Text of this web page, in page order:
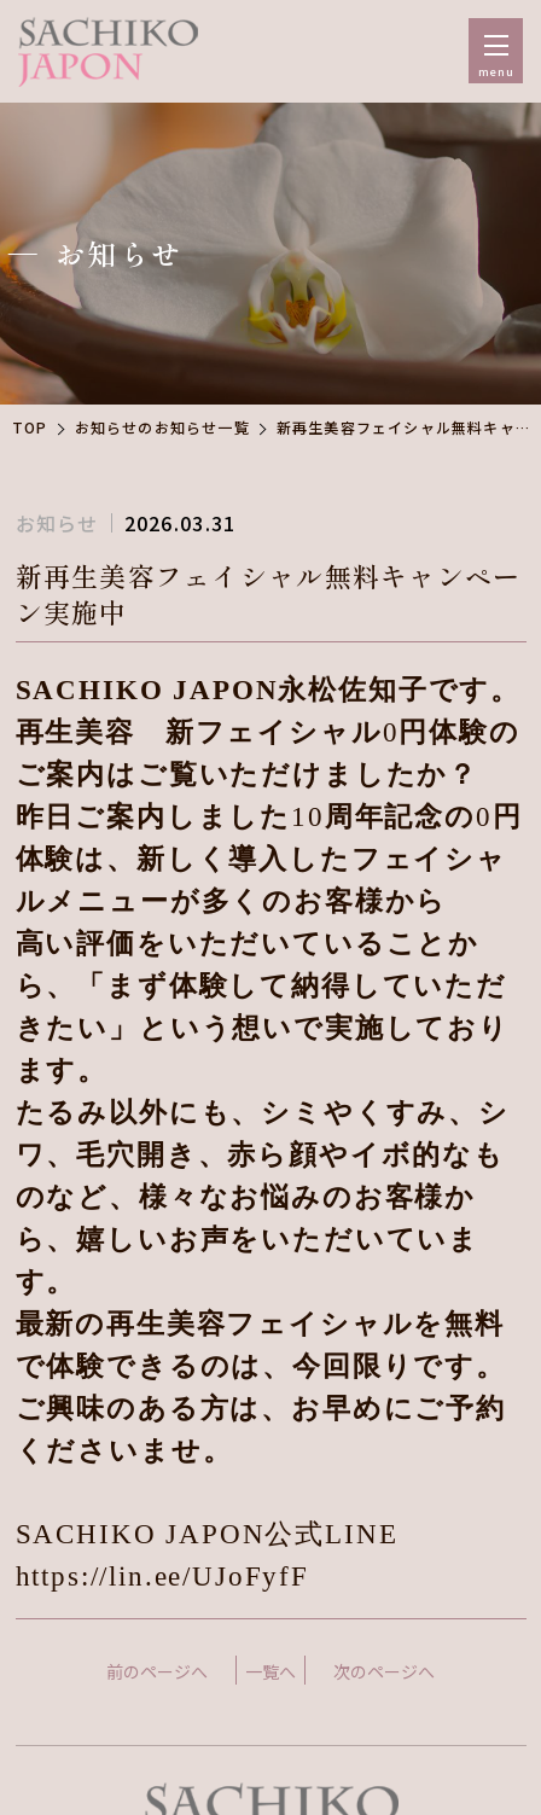
menu
お知らせ
TOP お知らせのお知らせ一覧 新再生美容フェイシャル無料キャンペーン実施中
お知らせ 2026.03.31
新再生美容フェイシャル無料キャンペー
ン実施中
SACHIKO JAPON永松佐知子です。
再生美容 新フェイシャル0 円体験の
ご案内はご覧いただけましたか？
昨日ご案内しました 10周年記念の0 円
体験は、新しく導入したフェイシャ
ルメニューが多くのお客様から
高い評価をいただいていることか
ら、「まず体験して納得していただ
きたい」という想いで実施しており
ます。
たるみ以外にも、シミやくすみ、シ
ワ、毛穴開き、赤ら顔やイボ的なも
のなど、様々なお悩みのお客様か
ら、嬉しいお声をいただいていま
す。
最新の再生美容フェイシャルを無料
で体験できるのは、今回限りです。
ご興味のある方は、お早めにご予約
くださいませ。
SACHIKO JAPON公式LINE
https://lin.ee/UJoFyfF
前のページへ 一覧へ 次のページへ